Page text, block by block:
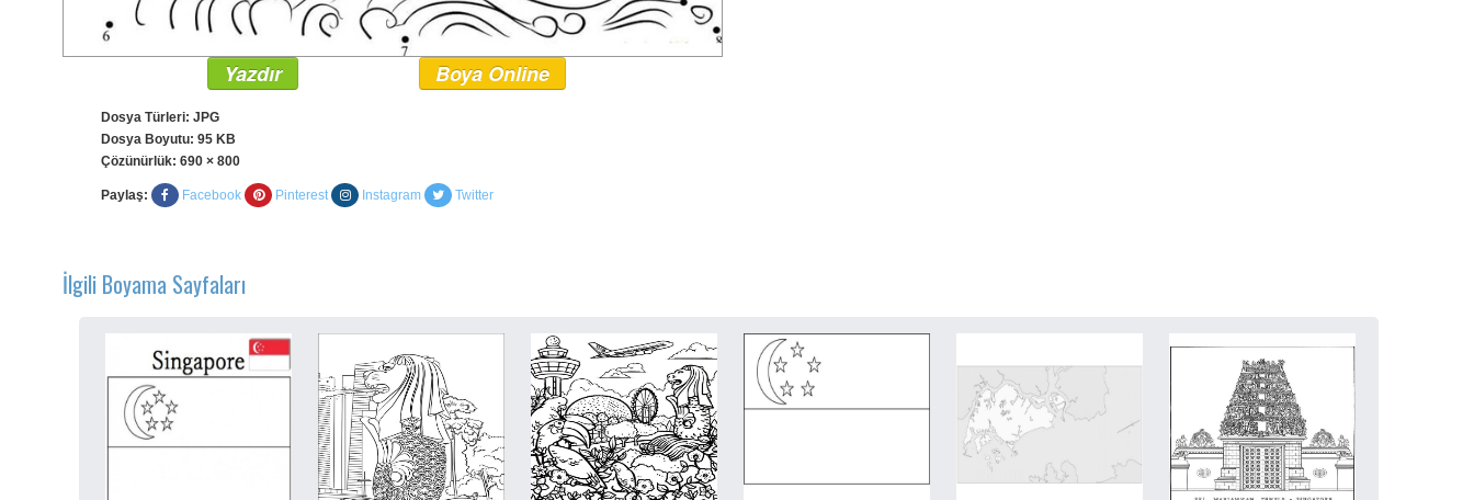
Yazdır Boya Online
Dosya Türleri: JPG
Dosya Boyutu: 95 KB
Çözünürlük: 690 × 800
Paylaş: Facebook Pinterest Instagram Twitter
İlgili Boyama Sayfaları